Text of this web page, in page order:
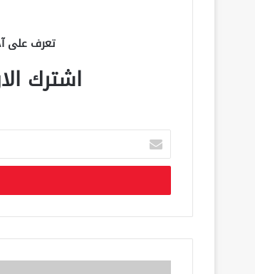
تعرف على
اشترك
خ
ب
د
ك